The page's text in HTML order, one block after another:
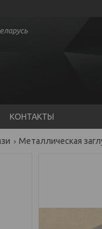
КОНТАКТЫ
Металлическая